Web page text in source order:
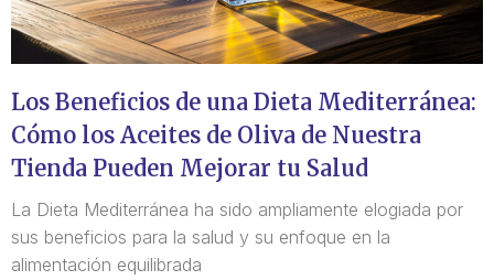
Los Beneficios de una Dieta Mediterránea:
Cómo los Aceites de Oliva de Nuestra
Tienda Pueden Mejorar tu Salud
La Dieta Mediterránea ha sido ampliamente elogiada por
sus beneficios para la salud y su enfoque en la
alimentación equilibrada